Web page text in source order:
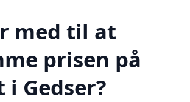
med til at
prisen på
Gedser?